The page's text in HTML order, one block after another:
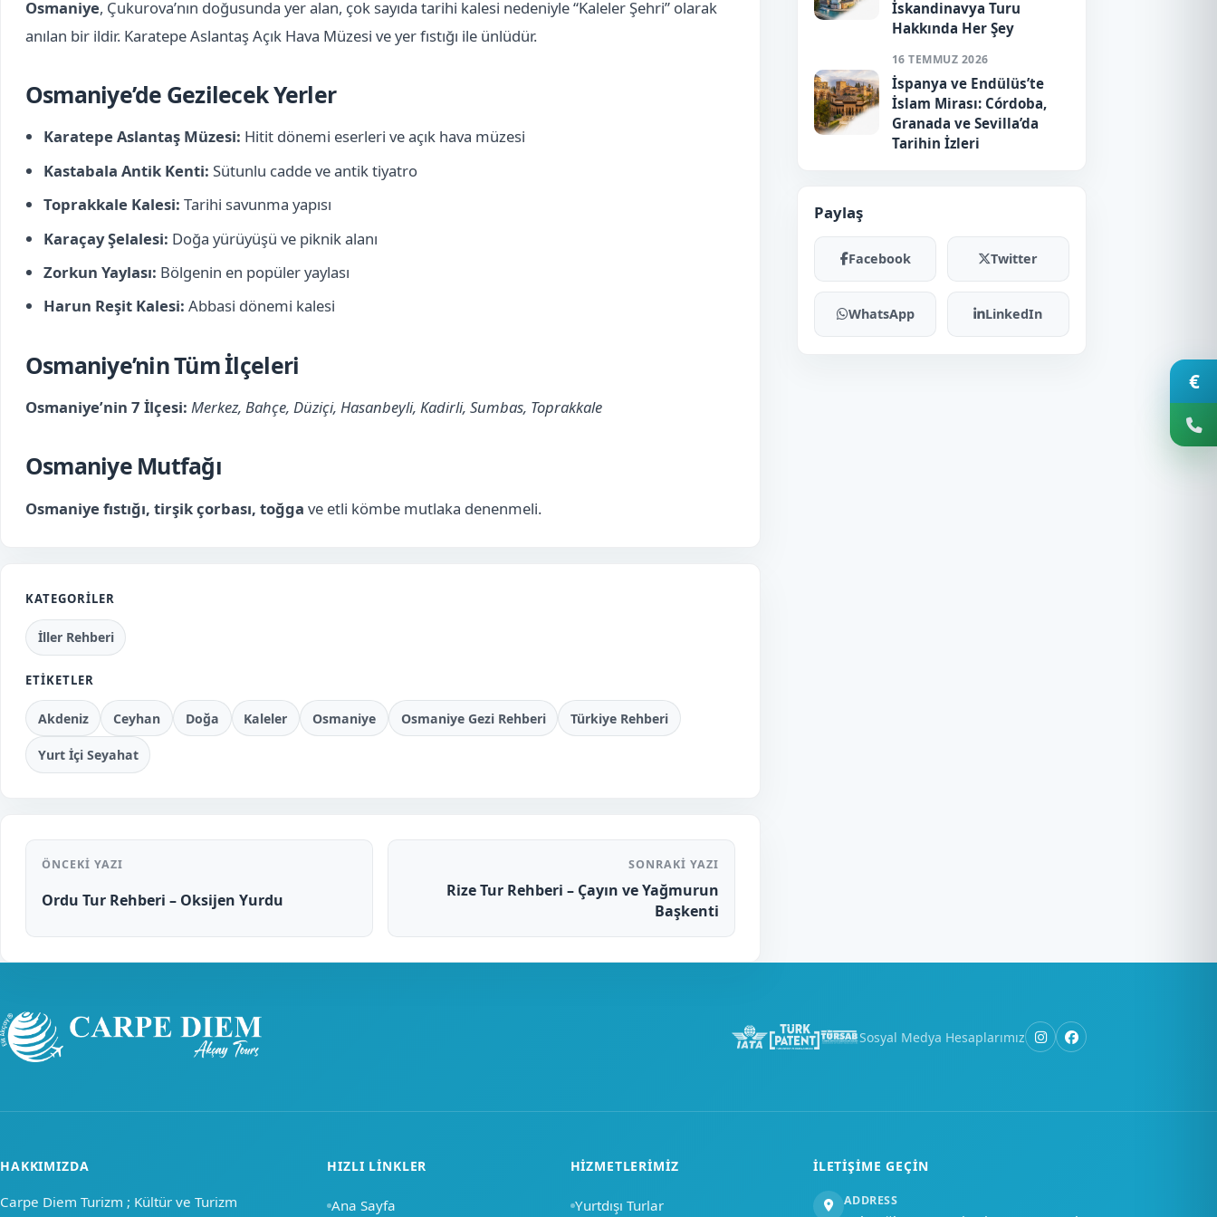
Osmaniye, Çukurova’nın doğusunda yer alan, çok sayıda tarihi kalesi nedeniyle “Kaleler Şehri” olarak
anılan bir ildir. Karatepe Aslantaş Açık Hava Müzesi ve yer fıstığı ile ünlüdür.
Osmaniye’de Gezilecek Yerler
Karatepe Aslantaş Müzesi: Hitit dönemi eserleri ve açık hava müzesi
Kastabala Antik Kenti: Sütunlu cadde ve antik tiyatro
Toprakkale Kalesi: Tarihi savunma yapısı
Karaçay Şelalesi: Doğa yürüyüşü ve piknik alanı
Zorkun Yaylası: Bölgenin en popüler yaylası
Harun Reşit Kalesi: Abbasi dönemi kalesi
Osmaniye’nin Tüm İlçeleri
Osmaniye’nin 7 İlçesi: Merkez, Bahçe, Düziçi, Hasanbeyli, Kadirli, Sumbas, Toprakkale
Osmaniye Mutfağı
Osmaniye fıstığı, tirşik çorbası, toğga ve etli kömbe mutlaka denenmeli.
KATEGORILER
İller Rehberi
ETIKETLER
Akdeniz Ceyhan Doğa Kaleler Osmaniye Osmaniye Gezi Rehberi Türkiye Rehberi
Yurt İçi Seyahat
ÖNCEKI YAZI
Ordu Tur Rehberi – Oksijen Yurdu
SONRAKI YAZI
Rize Tur Rehberi – Çayın ve Yağmurun
Başkenti
İskandinavya Turu
Hakkında Her Şey
16 TEMMUZ 2026
İspanya ve Endülüs’te
İslam Mirası: Córdoba,
Granada ve Sevilla’da
Tarihin İzleri
Paylaş
Facebook Twitter
WhatsApp LinkedIn
Sosyal Medya Hesaplarımız
HAKKIMIZDA
Carpe Diem Turizm ; Kültür ve Turizm
HIZLI LINKLER
Ana Sayfa
HIZMETLERIMIZ
Yurtdışı Turlar
İLETIŞIME GEÇIN
ADDRESS
€
Merhaba, nasıl